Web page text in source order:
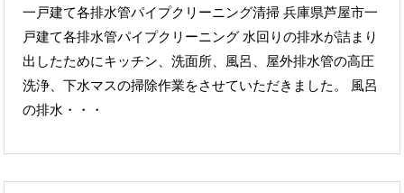
一戸建て各排水管パイプクリーニング清掃 兵庫県芦屋市一
戸建て各排水管パイプクリーニング 水回りの排水が詰まり
出したためにキッチン、洗面所、風呂、屋外排水管の高圧
洗浄、下水マスの掃除作業をさせていただきました。 風呂
の排水・・・